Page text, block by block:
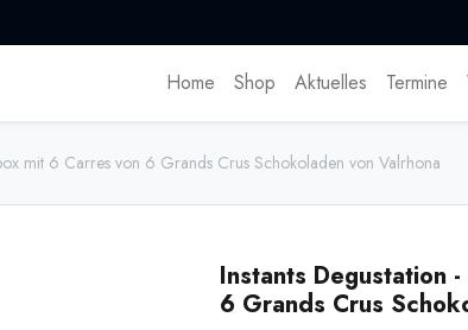
Home Shop Aktuelles Termine
mit 6 Carres von 6 Grands Crus Schokoladen von Valrhona
Instants Degustation
6 Grands Crus